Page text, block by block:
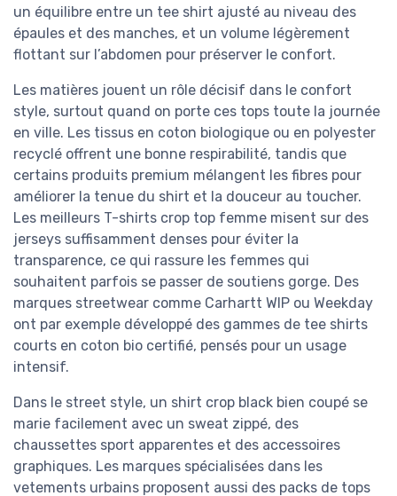
un équilibre entre un tee shirt ajusté au niveau des
épaules et des manches, et un volume légèrement
flottant sur l’abdomen pour préserver le confort.
Les matières jouent un rôle décisif dans le confort
style, surtout quand on porte ces tops toute la journée
en ville. Les tissus en coton biologique ou en polyester
recyclé offrent une bonne respirabilité, tandis que
certains produits premium mélangent les fibres pour
améliorer la tenue du shirt et la douceur au toucher.
Les meilleurs T-shirts crop top femme misent sur des
jerseys suffisamment denses pour éviter la
transparence, ce qui rassure les femmes qui
souhaitent parfois se passer de soutiens gorge. Des
marques streetwear comme Carhartt WIP ou Weekday
ont par exemple développé des gammes de tee shirts
courts en coton bio certifié, pensés pour un usage
intensif.
Dans le street style, un shirt crop black bien coupé se
marie facilement avec un sweat zippé, des
chaussettes sport apparentes et des accessoires
graphiques. Les marques spécialisées dans les
vetements urbains proposent aussi des packs de tops